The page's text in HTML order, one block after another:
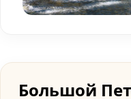
Большой